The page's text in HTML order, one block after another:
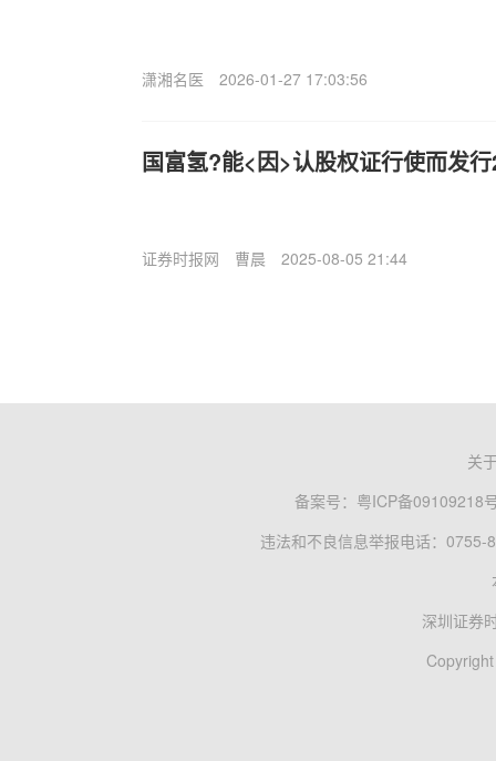
潇湘名医 2026-01-27 17:03:56
国富氢?能<因>认股权证行使而发
证券时报网 曹晨 2025-08-05 21:44
关
备案号： 粤ICP备09109218
违法和不良信息举报电话：0755-
深圳证券